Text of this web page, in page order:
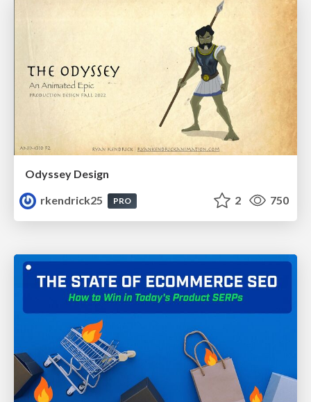
Odyssey Design
rkendrick25
PRO 2 750